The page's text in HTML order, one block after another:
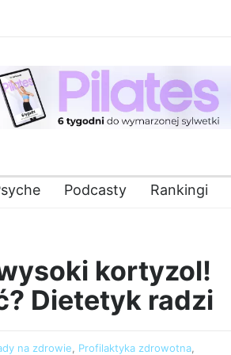
Podcasty Rankingi
kortyzol!
Dietetyk radzi
na zdrowie Profilaktyka zdrowotna